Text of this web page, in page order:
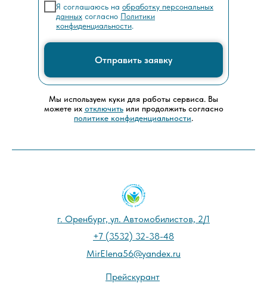
Мы используем куки для работы сервиса. Вы
можете их отключитьили продолжить согласно
политике конфиденциальности.
Я соглашаюсь на обработку персональных
данных согласно Политики
конфиденциальности.
Отправить заявку
Прейскурант
г. Оренбург, ул. Автомобилистов, 2/1
+7 (3532) 32-38-48
MirElena56@yandex.ru